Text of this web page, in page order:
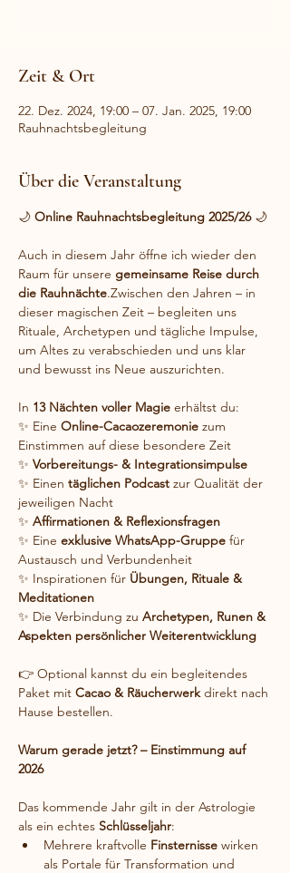
Zeit & Ort
22. Dez. 2024, 19:00 – 07. Jan. 2025, 19:00
Rauhnachtsbegleitung
Über die Veranstaltung
🌙 Online Rauhnachtsbegleitung 2025/26 🌙
Auch in diesem Jahr öffne ich wieder den
Raum für unsere gemeinsame Reise durch
die Rauhnächte.Zwischen den Jahren – in
dieser magischen Zeit – begleiten uns
Rituale, Archetypen und tägliche Impulse,
um Altes zu verabschieden und uns klar
und bewusst ins Neue auszurichten.
In 13 Nächten voller Magie erhältst du:
✨ Eine Online-Cacaozeremonie zum
Einstimmen auf diese besondere Zeit
✨ Vorbereitungs- & Integrationsimpulse
✨ Einen täglichen Podcast zur Qualität der
jeweiligen Nacht
✨ Affirmationen & Reflexionsfragen
✨ Eine exklusive WhatsApp-Gruppe für
Austausch und Verbundenheit
✨ Inspirationen für Übungen, Rituale &
Meditationen
✨ Die Verbindung zu Archetypen, Runen &
Aspekten persönlicher Weiterentwicklung
👉 Optional kannst du ein begleitendes
Paket mit Cacao & Räucherwerk direkt nach
Hause bestellen.
Warum gerade jetzt? – Einstimmung auf
2026
Das kommende Jahr gilt in der Astrologie
als ein echtes Schlüsseljahr:
Mehrere kraftvolle Finsternisse wirken
als Portale für Transformation und